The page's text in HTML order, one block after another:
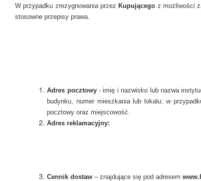
W przypadku zrezygnowania przez Kupującego z możliwości
stosowne przepisy prawa.
Adres pocztowy- imię i nazwisko lub nazwa
budynku, numer mieszkania lub lokalu; w
pocztowy oraz miejscowość.
Adres reklamacyjny:
Cennik dostaw– znajdujące się pod adresem